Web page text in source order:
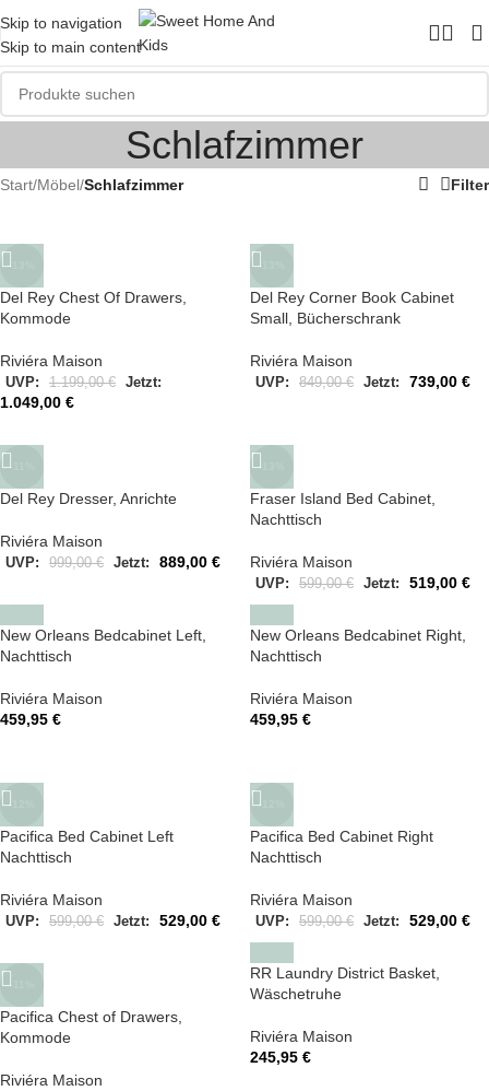
Skip to navigation
Skip to main content
Schlafzimmer
Start/Möbel/Schlafzimmer Filter
-13%
Del Rey Chest Of Drawers,
Kommode
Riviéra Maison
UVP: 1.199,00€ Jetzt:
1.049,00 €
-13%
Del Rey Corner Book Cabinet
Small, Bücherschrank
Riviéra Maison
UVP: 849,00€ Jetzt: 739,00 €
-11%
Del Rey Dresser, Anrichte
Riviéra Maison
UVP: 999,00€ Jetzt: 889,00 €
-13%
Fraser Island Bed Cabinet,
Nachttisch
Riviéra Maison
UVP: 599,00€ Jetzt: 519,00 €
New Orleans Bedcabinet Left,
Nachttisch
Riviéra Maison
459,95 €
New Orleans Bedcabinet Right,
Nachttisch
Riviéra Maison
459,95 €
-12%
Pacifica Bed Cabinet Left
Nachttisch
Riviéra Maison
UVP: 599,00€ Jetzt: 529,00 €
-12%
Pacifica Bed Cabinet Right
Nachttisch
Riviéra Maison
UVP: 599,00€ Jetzt: 529,00 €
-11%
Pacifica Chest of Drawers,
Kommode
Riviéra Maison
RR Laundry District Basket,
Wäschetruhe
Riviéra Maison
245,95 €